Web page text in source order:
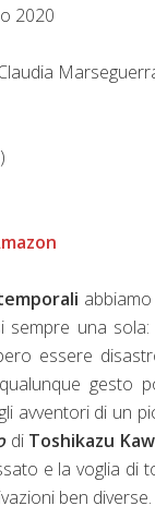
2020
sempre una sola:
essere
qualunque
avventori di un
di Toshikazu
e la voglia di
ben diverse.